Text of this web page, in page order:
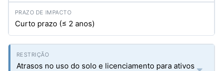
Curto prazo (≤ 2 anos)
Atrasos no uso do solo e licenciamento para ativos